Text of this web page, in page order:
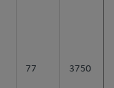
77 3750